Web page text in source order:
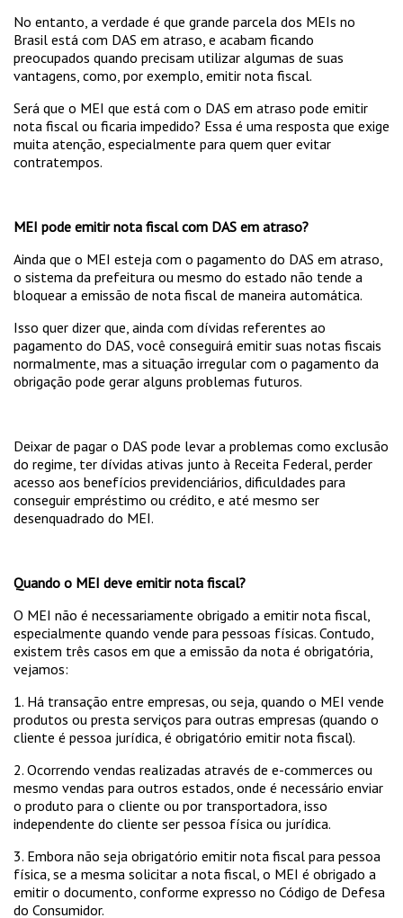
No entanto, a verdade é que grande parcela dos MEIs no
Brasil está com DAS em atraso, e acabam ficando
preocupados quando precisam utilizar algumas de suas
vantagens, como, por exemplo, emitir nota fiscal.
Será que o MEI que está com o DAS em atraso pode emitir
nota fiscal ou ficaria impedido? Essa é uma resposta que exige
muita atenção, especialmente para quem quer evitar
contratempos.
MEI pode emitir nota fiscal com DAS em atraso?
Ainda que o MEI esteja com o pagamento do DAS em atraso,
o sistema da prefeitura ou mesmo do estado não tende a
bloquear a emissão de nota fiscal de maneira automática.
Isso quer dizer que, ainda com dívidas referentes ao
pagamento do DAS, você conseguirá emitir suas notas fiscais
normalmente, mas a situação irregular com o pagamento da
obrigação pode gerar alguns problemas futuros.
Deixar de pagar o DAS pode levar a problemas como exclusão
do regime, ter dívidas ativas junto à Receita Federal, perder
acesso aos benefícios previdenciários, dificuldades para
conseguir empréstimo ou crédito, e até mesmo ser
desenquadrado do MEI.
Quando o MEI deve emitir nota fiscal?
O MEI não é necessariamente obrigado a emitir nota fiscal,
especialmente quando vende para pessoas físicas. Contudo,
existem três casos em que a emissão da nota é obrigatória,
vejamos:
1. Há transação entre empresas, ou seja, quando o MEI vende
produtos ou presta serviços para outras empresas (quando o
cliente é pessoa jurídica, é obrigatório emitir nota fiscal).
2. Ocorrendo vendas realizadas através de e-commerces ou
mesmo vendas para outros estados, onde é necessário enviar
o produto para o cliente ou por transportadora, isso
independente do cliente ser pessoa física ou jurídica.
3. Embora não seja obrigatório emitir nota fiscal para pessoa
física, se a mesma solicitar a nota fiscal, o MEI é obrigado a
emitir o documento, conforme expresso no Código de Defesa
do Consumidor.